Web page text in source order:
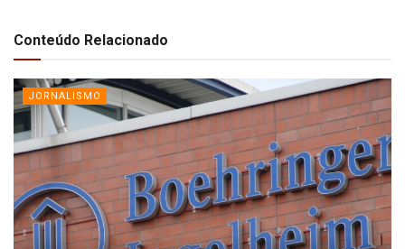
Conteúdo Relacionado
JORNALISMO